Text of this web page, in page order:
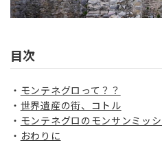
目次
モンテネグロって？？
世界遺産の街、コトル
モンテネグロのモンサンミッ
おわりに